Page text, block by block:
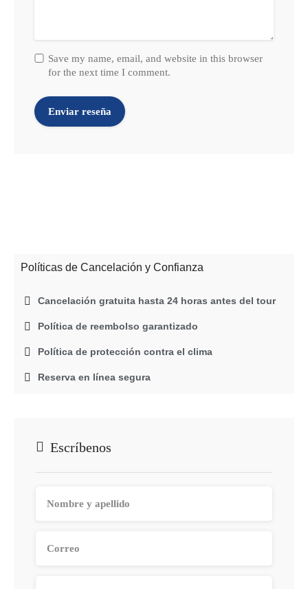
Save my name, email, and website in this browser
for the next time I comment.
Políticas de Cancelación y Confianza
Cancelación gratuita hasta 24 horas antes del tour
Política de reembolso garantizado
Política de protección contra el clima
Reserva en línea segura
Escríbenos